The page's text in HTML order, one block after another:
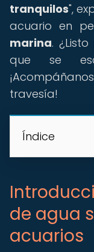
tranquilos",
acuario en
marina.
que se
travesía!
Índice
de agua
acuarios